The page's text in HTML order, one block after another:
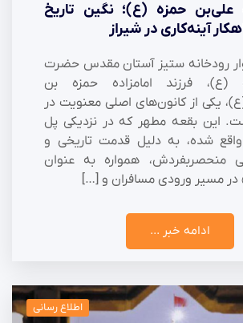
حمزه (ع)؛ نگین تاریخ
آینه‌کاری در شیراز
رودخانه ستیز آستان مقدس حضرت
(ع)، فرزند امامزاده حمزه بن
یکی از کانون‌های اصلی معنویت در
این بقعه مطهر که در نزدیکی پل
واقع شده، به دلیل قدمت تاریخی و
منحصربفردش، همواره به عنوان
در مسیر ورودی مسافران و […]
ادامه خبر ...
اطلاع رسانی